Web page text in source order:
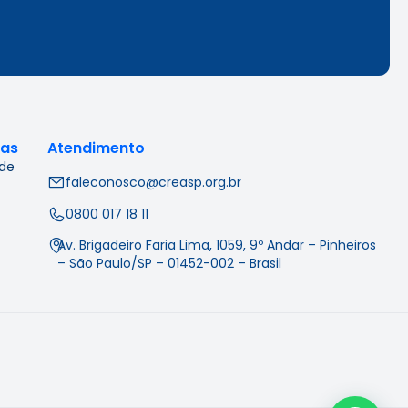
Atendimento
faleconosco@creasp.org.br
0800 017 18 11
Av. Brigadeiro Faria Lima, 1059, 9º Andar – Pinheiros
– São Paulo/SP – 01452-002 – Brasil